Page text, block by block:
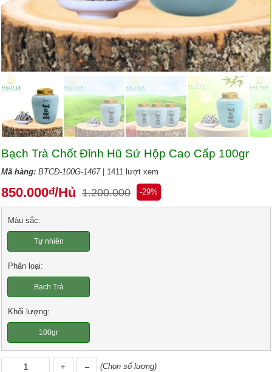
Bạch Trà Chốt Đỉnh Hũ Sứ Hộp Cao Cấp 100gr
Mã hàng:BTCĐ-100G-1467| 1411 lượt xem
850.000đ/Hủ 1.200.000 -29%
Màu sắc:
Tự nhiên
Phân loại:
Bạch Trà
Khối lượng:
100gr
+ – (Chọn số lượng)